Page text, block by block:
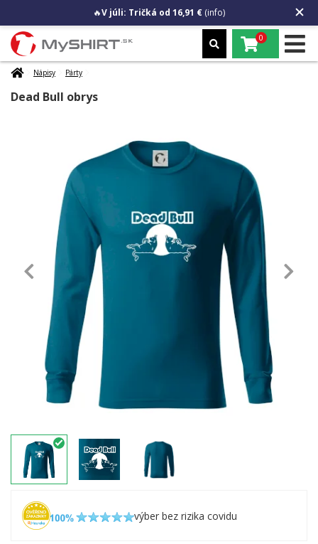
🔥V júli: Tričká od 16,91 € (info)
0
Nápisy Párty
Dead Bull obrys
výber bez rizika covidu